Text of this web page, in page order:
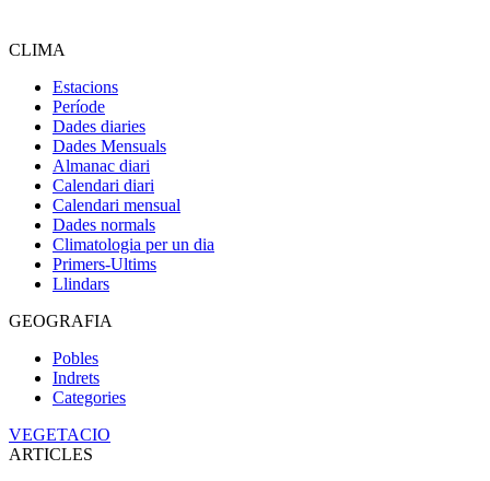
CLIMA
Estacions
Període
Dades diaries
Dades Mensuals
Almanac diari
Calendari diari
Calendari mensual
Dades normals
Climatologia per un dia
Primers-Ultims
Llindars
GEOGRAFIA
Pobles
Indrets
Categories
VEGETACIO
ARTICLES